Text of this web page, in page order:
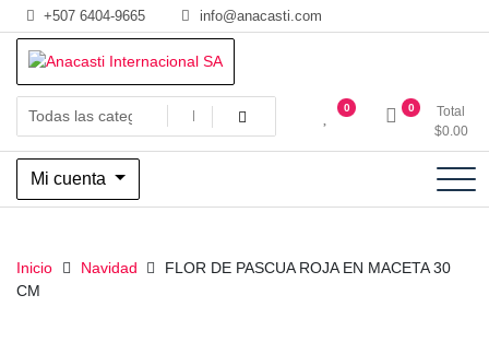
Saltar
al
contenido
+507 6404-9665 info@anacasti.com
Anacasti Internacional SA
Ventas de productos al por mayor de flores y plantas. juguetes,
navidad, religioso y adornos
0 0
Total
$0.00
Mi cuenta
Inicio Navidad
FLOR DE PASCUA ROJA EN MACETA 30
CM